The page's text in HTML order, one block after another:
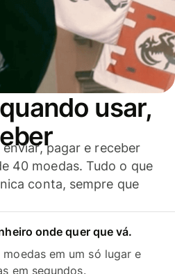
usar,
pagar e receber
40 moedas. Tudo o que
conta, sempre que
onde quer que vá.
moedas em um só lugar e
em segundos.